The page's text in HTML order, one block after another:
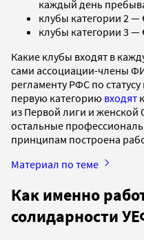
каждый день
клубы категории 2 —
клубы категории 3 —
Какие клубы входят в
сами ассоциации-члены
регламенту РФС по
первую категорию входят
из Первой лиги и женской
остальные
принципам построена
Материал по теме
Как именно
солидарности